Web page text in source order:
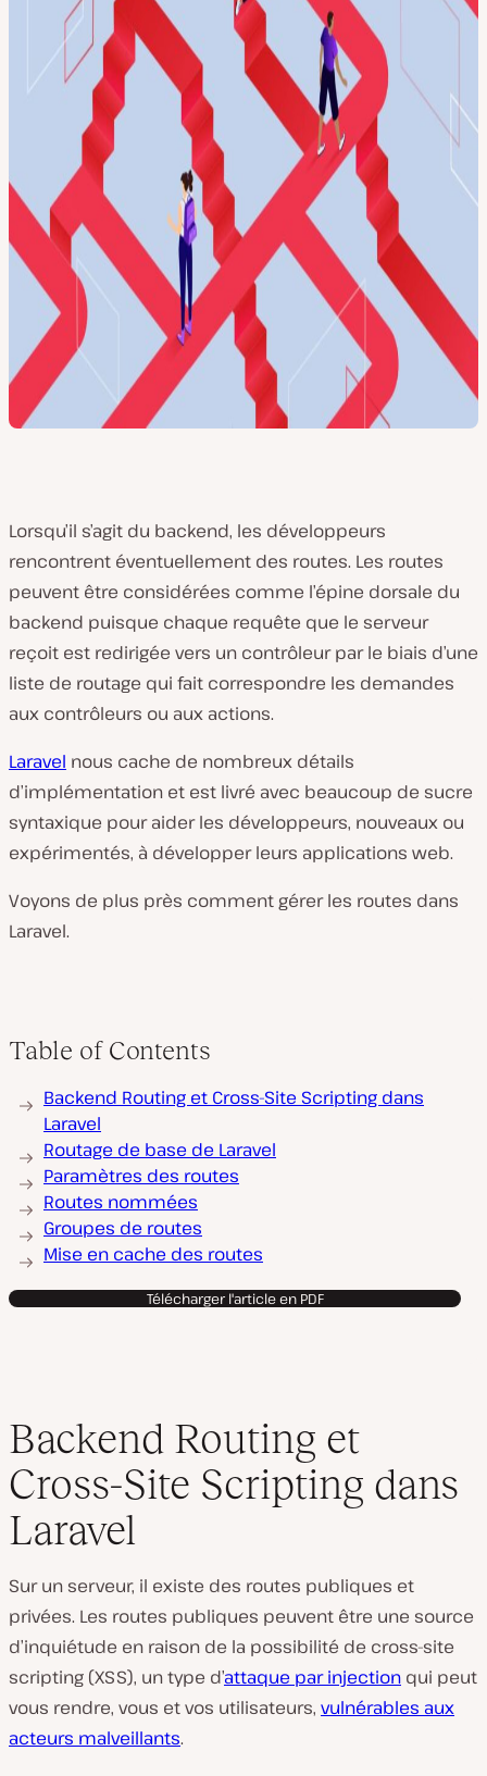
Lorsqu’il s’agit du backend, les développeurs
rencontrent éventuellement des routes. Les routes
peuvent être considérées comme l’épine dorsale du
backend puisque chaque requête que le serveur
reçoit est redirigée vers un contrôleur par le biais d’une
liste de routage qui fait correspondre les demandes
aux contrôleurs ou aux actions.
Laravel nous cache de nombreux détails
d’implémentation et est livré avec beaucoup de sucre
syntaxique pour aider les développeurs, nouveaux ou
expérimentés, à développer leurs applications web.
Voyons de plus près comment gérer les routes dans
Laravel.
Table of Contents
Backend Routing et Cross-Site Scripting dans
Laravel
Routage de base de Laravel
Paramètres des routes
Routes nommées
Groupes de routes
Mise en cache des routes
Télécharger l'article en PDF
Backend Routing et
Cross-Site Scripting dans
Laravel
Sur un serveur, il existe des routes publiques et
privées. Les routes publiques peuvent être une source
d’inquiétude en raison de la possibilité de cross-site
scripting (XSS), un type d’attaque par injection qui peut
vous rendre, vous et vos utilisateurs, vulnérables aux
acteurs malveillants.